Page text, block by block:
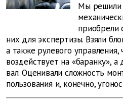
Мы решили
приобрели
них для экспертизы. Взяли
а также рулевого управления,
воздействует на «баранку», а
вал. Оценивали сложность
пользования и, конечно,